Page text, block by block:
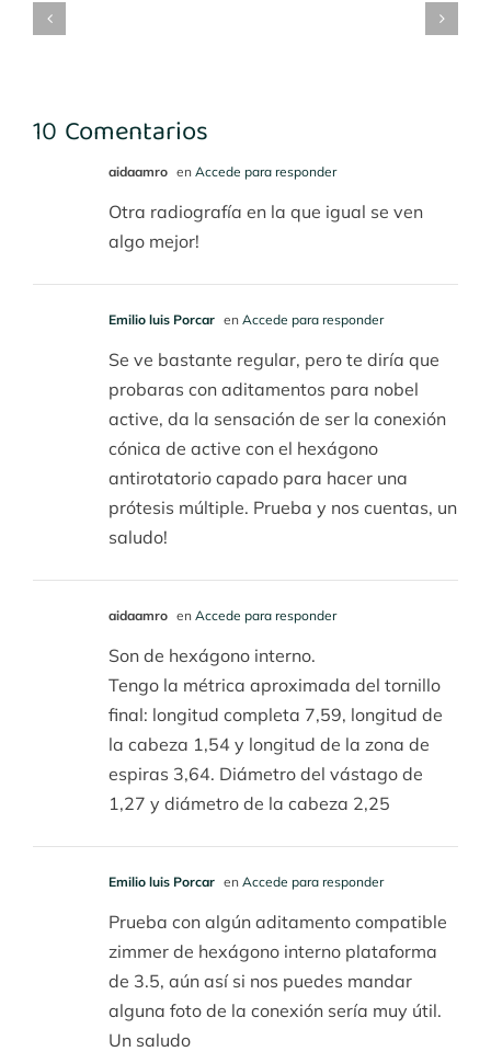
Implantes
10 Comentarios
aidaamro en Accede para responder
Otra radiografía en la que igual se ven
algo mejor!
Emilio luis Porcar en Accede para responder
Se ve bastante regular, pero te diría que
probaras con aditamentos para nobel
active, da la sensación de ser la conexión
cónica de active con el hexágono
antirotatorio capado para hacer una
prótesis múltiple. Prueba y nos cuentas, un
saludo!
aidaamro en Accede para responder
Son de hexágono interno.
Tengo la métrica aproximada del tornillo
final: longitud completa 7,59, longitud de
la cabeza 1,54 y longitud de la zona de
espiras 3,64. Diámetro del vástago de
1,27 y diámetro de la cabeza 2,25
Emilio luis Porcar en Accede para responder
Prueba con algún aditamento compatible
zimmer de hexágono interno plataforma
de 3.5, aún así si nos puedes mandar
alguna foto de la conexión sería muy útil.
Un saludo